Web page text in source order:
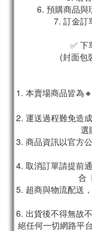
6. 預購商品與
7. 訂金訂
✅ 下
(封面包
1. 本賣場商品皆為
2. 運送過程難免造
選
3. 商品資訊以官方
4. 取消訂單請提前
合
5. 超商與物流配送
6. 出貨後不得無故
絕任何一切網路平